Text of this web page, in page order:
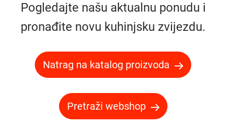
Pogledajte našu aktualnu ponudu i
pronađite novu kuhinjsku zvijezdu.
Natrag na katalog proizvoda
Pretraži webshop